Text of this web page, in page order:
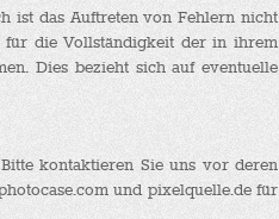
ist das Auftreten von Fehlern nicht
für die Vollständigkeit der in ihrem
Dies bezieht sich auf eventuelle
kontaktieren Sie uns vor deren
und pixelquelle.de für